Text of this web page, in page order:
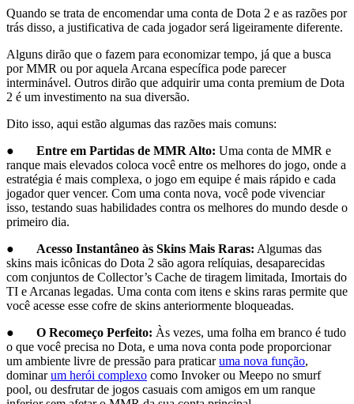
Quando se trata de encomendar uma conta de Dota 2 e as razões por
trás disso, a justificativa de cada jogador será ligeiramente diferente.
Alguns dirão que o fazem para economizar tempo, já que a busca
por MMR ou por aquela Arcana específica pode parecer
interminável. Outros dirão que adquirir uma conta premium de Dota
2 é um investimento na sua diversão.
Dito isso, aqui estão algumas das razões mais comuns:
● Entre em Partidas de MMR Alto: Uma conta de MMR e
ranque mais elevados coloca você entre os melhores do jogo, onde a
estratégia é mais complexa, o jogo em equipe é mais rápido e cada
jogador quer vencer. Com uma conta nova, você pode vivenciar
isso, testando suas habilidades contra os melhores do mundo desde o
primeiro dia.
● Acesso Instantâneo às Skins Mais Raras: Algumas das
skins mais icônicas do Dota 2 são agora relíquias, desaparecidas
com conjuntos de Collector’s Cache de tiragem limitada, Imortais do
TI e Arcanas legadas. Uma conta com itens e skins raras permite que
você acesse esse cofre de skins anteriormente bloqueadas.
● O Recomeço Perfeito: Às vezes, uma folha em branco é tudo
o que você precisa no Dota, e uma nova conta pode proporcionar
um ambiente livre de pressão para praticaruma nova função,
dominarum herói complexo como Invoker ou Meepo no smurf
pool, ou desfrutar de jogos casuais com amigos em um ranque